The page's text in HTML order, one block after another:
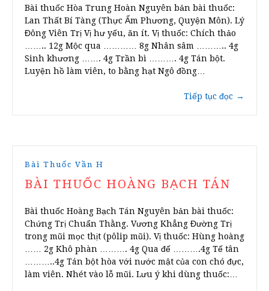
Bài thuốc Hòa Trung Hoàn Nguyên bản bài thuốc:
Lan Thất Bí Tàng (Thực Ẩm Phương, Quyện Môn). Lý
Đông Viên Trị Vị hư yếu, ăn ít. Vị thuốc: Chích thảo
…….. 12g Mộc qua ………… 8g Nhân sâm ……….. 4g
Sinh khương ……. 4g Trần bì ………. 4g Tán bột.
Luyện hồ làm viên, to bằng hạt Ngô đồng…
Tiếp tục đọc →
Bài Thuốc Vần H
BÀI THUỐC HOÀNG BẠCH TÁN
Bài thuốc Hoàng Bạch Tán Nguyên bản bài thuốc:
Chứng Trị Chuẩn Thằng. Vương Khẳng Đường Trị
trong mũi mọc thịt (pôlip mũi). Vị thuốc: Hùng hoàng
…… 2g Khô phàn ………. 4g Qua đế ……….4g Tế tân
………..4g Tán bột hòa với nước mật của con chó đực,
làm viên. Nhét vào lỗ mũi. Lưu ý khi dùng thuốc:…